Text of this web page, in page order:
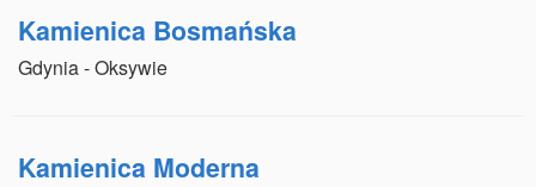
Kamienica Bosmańska
Gdynia - Oksywie
Kamienica Moderna